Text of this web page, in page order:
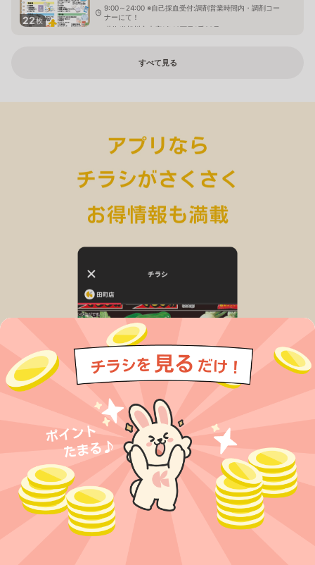
22枚
9:00～24:00 ※自己採血受付:調剤営業時間内・調剤コー
ナーにて！
北海道旭川市末広1条10丁目1番20号
すべて見る